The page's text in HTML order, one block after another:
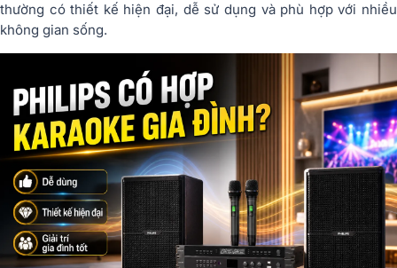
thường có thiết kế hiện đại, dễ sử dụng và phù hợp với nhiều
không gian sống.